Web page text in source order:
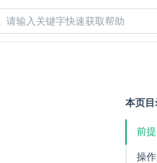
本页目
前
操